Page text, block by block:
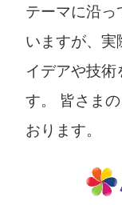
テーマに沿っ
いますが、
イデアや技術
す。 皆さま
おります。